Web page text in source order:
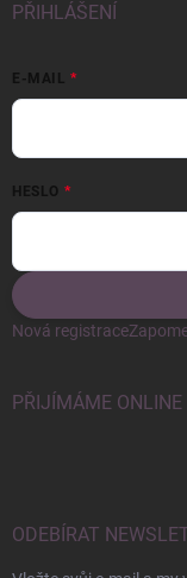
PŘIHLÁŠENÍ
E-MAIL
HESLO
Nová registrace
PŘIJÍMÁME
ODEBÍRAT